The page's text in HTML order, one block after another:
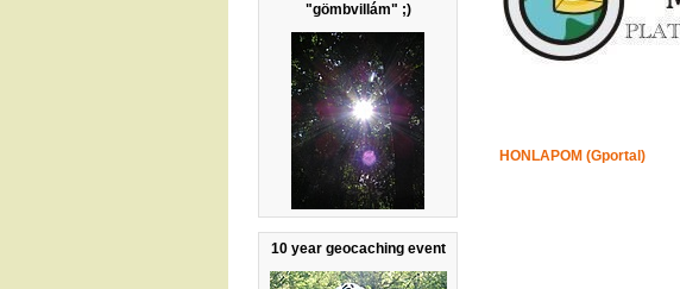
"gömbvillám" ;)
10 year geocaching event
HONLAPOM (Gportal)